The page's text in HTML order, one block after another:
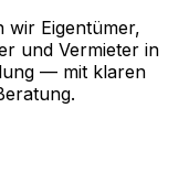
wir Eigentümer,
und Vermieter in
— mit klaren